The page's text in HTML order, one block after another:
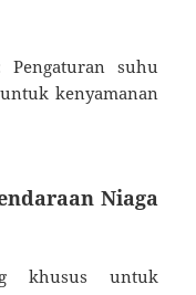
Pengaturan suhu
kenyamanan
Niaga
khusus untuk